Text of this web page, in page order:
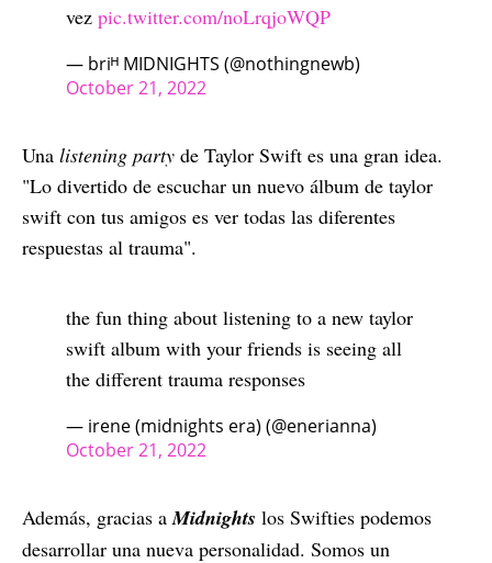
vez pic.twitter.com/noLrqjoWQP
— briᴴ MIDNIGHTS (@nothingnewb)
October 21, 2022
Una listening party de Taylor Swift es una gran idea.
"Lo divertido de escuchar un nuevo álbum de taylor
swift con tus amigos es ver todas las diferentes
respuestas al trauma".
the fun thing about listening to a new taylor
swift album with your friends is seeing all
the different trauma responses
— irene (midnights era) (@enerianna)
October 21, 2022
Además, gracias a Midnights los Swifties podemos
desarrollar una nueva personalidad. Somos un